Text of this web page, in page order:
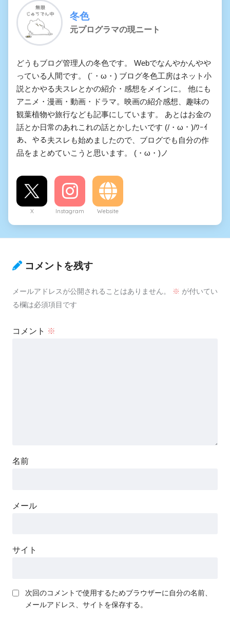
冬色
元プログラマの現ニート
どうもブログ管理人の冬色です。 Webでなんやかんやや
っている人間です。 (´・ω・) ブログ冬色工房はネット小
説とかやる夫スレとかの紹介・感想をメインに。 他にも
アニメ・漫画・動画・ドラマ。映画の紹介感想、趣味の
観葉植物や旅行なども記事にしています。 あとはお金の
話とか日常のあれこれの話とかしたいです (/・ω・)/ﾜｰｲ
あ、やる夫スレも始めましたので、ブログでも自分の作
品をまとめていこうと思います。 (・ω・)ノ
X Instagram Website
コメントを残す
メールアドレスが公開されることはありません。 ※ が付いてい
る欄は必須項目です
コメント ※
名前
メール
サイト
次回のコメントで使用するためブラウザーに自分の名前、
メールアドレス、サイトを保存する。